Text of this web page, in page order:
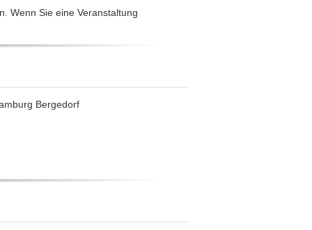
Wenn Sie eine Veranstaltung
Bergedorf